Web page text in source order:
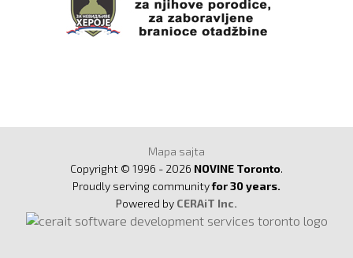
Mapa sajta
Copyright © 1996 - 2026 NOVINE Toronto.
Proudly serving communityfor 30 years.
Powered by CERAiT Inc.